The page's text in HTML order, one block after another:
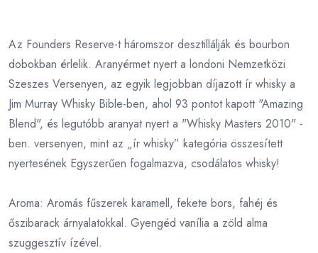
Az Founders Reserve-t háromszor desztillálják és bourbon
dobokban érlelik. Aranyérmet nyert a londoni Nemzetközi
Szeszes Versenyen, az egyik legjobban díjazott ír whisky a
Jim Murray Whisky Bible-ben, ahol 93 pontot kapott "Amazing
Blend", és legutóbb aranyat nyert a "Whisky Masters 2010" -
ben. versenyen, mint az „ír whisky” kategória összesített
nyertesének Egyszerűen fogalmazva, csodálatos whisky!
Aroma: Aromás fűszerek karamell, fekete bors, fahéj és
őszibarack árnyalatokkal. Gyengéd vanília a zöld alma
szuggesztív ízével.